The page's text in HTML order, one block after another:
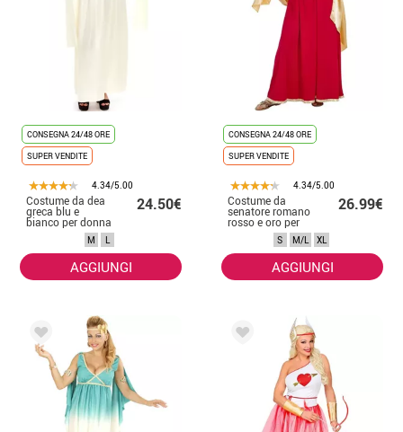
CONSEGNA 24/48 ORE
SUPER VENDITE
4.34/5.00
Costume da dea
greca blu e
bianco per donna
24.50€
M L
AGGIUNGI
CONSEGNA 24/48 ORE
SUPER VENDITE
4.34/5.00
Costume da
senatore romano
rosso e oro per
26.99€
S M/L XL
AGGIUNGI